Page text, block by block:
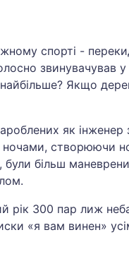
спорті -
звинувачував
Якщо
як інженер
створюючи
більш
300 пар лиж
«я вам винен»